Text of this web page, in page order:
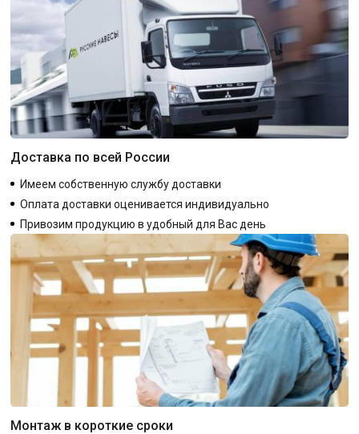
Доставка по всей России
Имеем собственную службу доставки
Оплата доставки оценивается индивидуально
Привозим продукцию в удобный для Вас день
Монтаж в короткие сроки